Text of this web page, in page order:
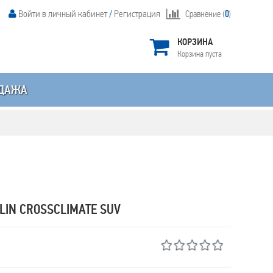
Сравнение (0)
Войти в личный кабинет/ Регистрация
КОРЗИНА
Корзина пуста
SUV